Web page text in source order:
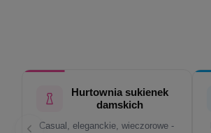
Hurtownia sukienek
damskich
Casual, eleganckie, wieczorowe -